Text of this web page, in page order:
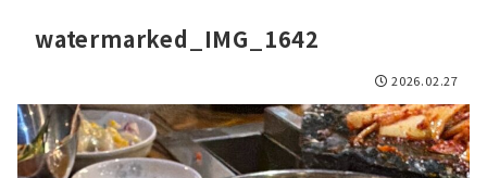
watermarked_IMG_1642
2026.02.27